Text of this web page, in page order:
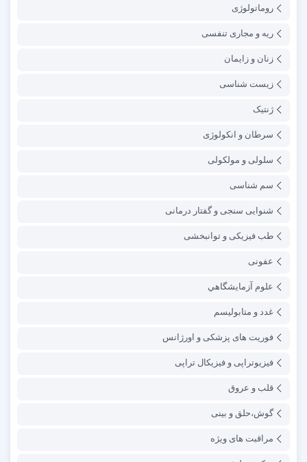
روماتولوژی
ریه و مجاری تنفسی
زنان و زایمان
زیست شناسی
ژنتیک
سرطان و انکولوژی
سلولی و مولکولی
سم شناسی
شنوایی سنجی و گفتار درمانی
طب فیزیکی و توانبخشی
عفونی
علوم آزمايشگاهي
غدد و متابولیسم
فوریت های پزشکی و اورژانس
فیزیوتراپی و فیزیکال تراپی
قلب و عروق
گوش،حلق و بینی
مراقبت های ویژه